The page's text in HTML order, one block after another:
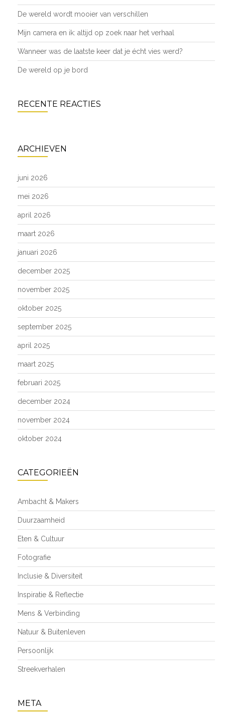
De wereld wordt mooier van verschillen
Mijn camera en ik: altijd op zoek naar het verhaal
Wanneer was de laatste keer dat je écht vies werd?
De wereld op je bord
RECENTE REACTIES
ARCHIEVEN
juni 2026
mei 2026
april 2026
maart 2026
januari 2026
december 2025
november 2025
oktober 2025
september 2025
april 2025
maart 2025
februari 2025
december 2024
november 2024
oktober 2024
CATEGORIEËN
Ambacht & Makers
Duurzaamheid
Eten & Cultuur
Fotografie
Inclusie & Diversiteit
Inspiratie & Reflectie
Mens & Verbinding
Natuur & Buitenleven
Persoonlijk
Streekverhalen
META